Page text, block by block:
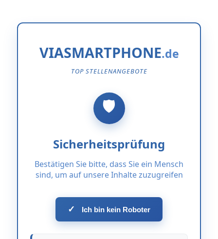
VIASMARTPHONE
TOP STELLENANGEBOTE
Sicherheitsprüfung
Bestätigen Sie bitte, dass Sie ein Mensch
sind, um auf unsere Inhalte zuzugreifen
✓ Ich bin kein Roboter